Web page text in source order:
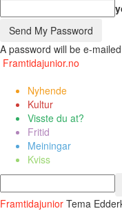
A password will be e-
Framtidajunior.no
Nyhende
Kultur
Visste du at?
Fritid
Meiningar
Kviss
Framtidajunior Tema